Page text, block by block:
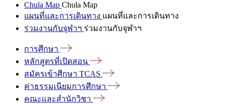
Chula Map Chula Map
แผนที่และการเดินทาง แผนที่และการเดินทาง
ร่วมงานกับจุฬาฯ ร่วมงานกับจุฬาฯ
การศึกษา
หลักสูตรที่เปิดสอน
สมัครเข้าศึกษา TCAS
ค่าธรรมเนียมการศึกษา
คณะและสำนักวิชา